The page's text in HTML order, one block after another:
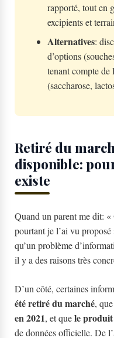
rapporté, tout en
excipients et
Alternatives:
d’options
tenant compte de
(saccharose,
Retiré du
disponible:
existe
Quand un parent me dit: «
pourtant je l’ai vu proposé
qu’un problème
il y a des raisons très
D’un côté, certaines
été retiré du marché, que
en 2021, et quele
de données officielle. De